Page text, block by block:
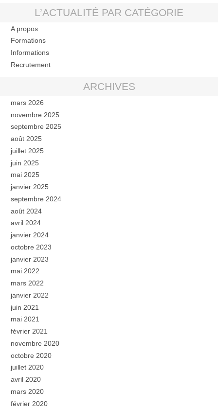
L’ACTUALITÉ PAR CATÉGORIE
A propos
Formations
Informations
Recrutement
ARCHIVES
mars 2026
novembre 2025
septembre 2025
août 2025
juillet 2025
juin 2025
mai 2025
janvier 2025
septembre 2024
août 2024
avril 2024
janvier 2024
octobre 2023
janvier 2023
mai 2022
mars 2022
janvier 2022
juin 2021
mai 2021
février 2021
novembre 2020
octobre 2020
juillet 2020
avril 2020
mars 2020
février 2020